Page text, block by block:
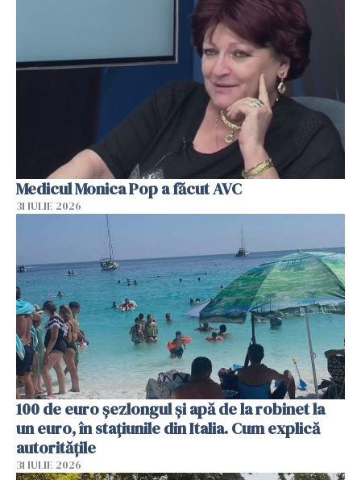
Medicul Monica Pop a făcut AVC
31 IULIE 2026
100 de euro șezlongul și apă de la robinet la
un euro, în stațiunile din Italia. Cum explică
autoritățile
31 IULIE 2026